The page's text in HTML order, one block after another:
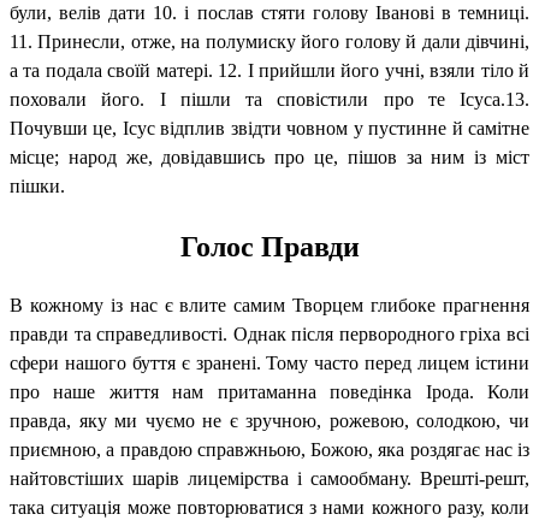
були, велів дати 10. і послав стяти голову Іванові в темниці.
11. Принесли, отже, на полумиску його голову й дали дівчині,
а та подала своїй матері. 12. І прийшли його учні, взяли тіло й
поховали його. І пішли та сповістили про те Ісуса.13.
Почувши це, Ісус відплив звідти човном у пустинне й самітне
місце; народ же, довідавшись про це, пішов за ним із міст
пішки.
Голос Правди
В кожному із нас є влите самим Творцем глибоке прагнення
правди та справедливості. Однак після первородного гріха всі
сфери нашого буття є зранені. Тому часто перед лицем істини
про наше життя нам притаманна поведінка Ірода. Коли
правда, яку ми чуємо не є зручною, рожевою, солодкою, чи
приємною, а правдою справжньою, Божою, яка роздягає нас із
найтовстіших шарів лицемірства і самообману. Врешті-решт,
така ситуація може повторюватися з нами кожного разу, коли